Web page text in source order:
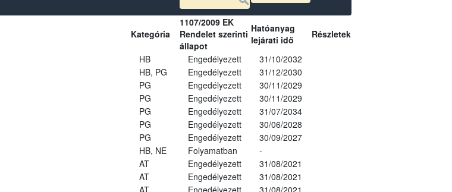
Kategória
1107/2009 EK
Rendelet szerinti
állapot
Hatóanyag
lejárati idő
Részletek
HB Engedélyezett
31/10/2032
HB, PG Engedélyezett
31/12/2030
PG Engedélyezett
30/11/2029
PG Engedélyezett
30/11/2029
PG Engedélyezett
31/07/2034
PG Engedélyezett
30/06/2028
PG Engedélyezett
30/09/2027
HB, NE Folyamatban
-
AT Engedélyezett
31/08/2021
AT Engedélyezett
31/08/2021
AT Engedélyezett
31/08/2021